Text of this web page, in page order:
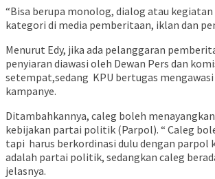
“Bisa berupa monolog, dialog atau
kategori di media pemberitaan, iklan dan
Menurut Edy, jika ada pelanggaran
penyiaran diawasi oleh Dewan Pers dan
setempat,sedang KPU bertugas
kampanye.
Ditambahkannya, caleg boleh
kebijakan partai politik (Parpol). “ Caleg
tapi harus berkordinasi dulu dengan parpol
adalah partai politik, sedangkan caleg
jelasnya.